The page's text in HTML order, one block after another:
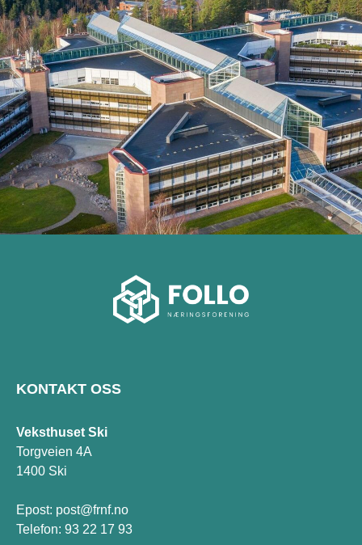
KONTAKT OSS
Veksthuset Ski
Torgveien 4A
1400 Ski
Epost: post@frnf.no
Telefon: 93 22 17 93